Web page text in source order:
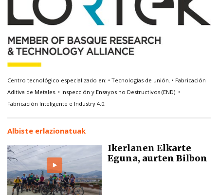
Centro tecnológico especializado en: • Tecnologías de unión. • Fabricación
Aditiva de Metales. • Inspección y Ensayos no Destructivos (END). •
Fabricación Inteligente e Industry 4.0.
Albiste erlazionatuak
Ikerlanen Elkarte
Eguna, aurten Bilbon